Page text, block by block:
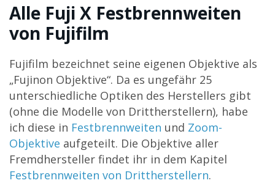
Alle Fuji X Festbrennweiten
von Fujifilm
Fujifilm bezeichnet seine eigenen Objektive als
„Fujinon Objektive“. Da es ungefähr 25
unterschiedliche Optiken des Herstellers gibt
(ohne die Modelle von Drittherstellern), habe
ich diese in Festbrennweiten und Zoom-
Objektive aufgeteilt. Die Objektive aller
Fremdhersteller findet ihr in dem Kapitel
Festbrennweiten von Drittherstellern.